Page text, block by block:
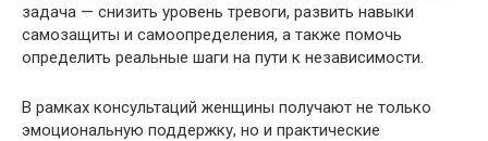
задача — снизить уровень тревоги, развить навыки
самозащиты и самоопределения, а также помочь
определить реальные шаги на пути к независимости.
В рамках консультаций женщины получают не только
эмоциональную поддержку, но и практические